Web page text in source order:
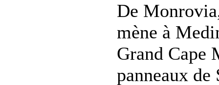
De
mène à
Grand Cape
panneaux